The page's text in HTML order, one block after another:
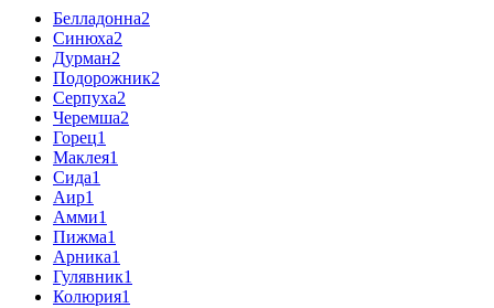
Белладонна2
Синюха2
Дурман2
Подорожник2
Серпуха2
Черемша2
Горец1
Маклея1
Сида1
Аир1
Амми1
Пижма1
Арника1
Гулявник1
Колюрия1